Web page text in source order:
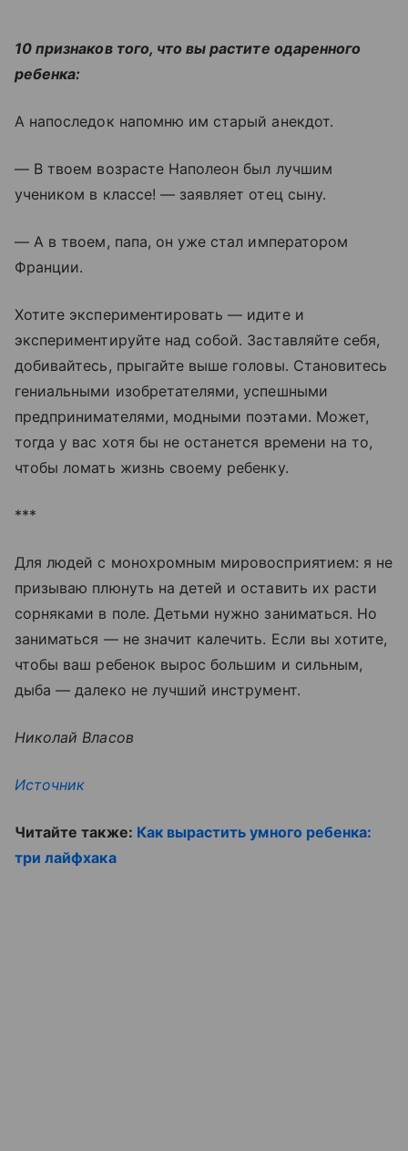
10 признаков того, что вы растите одаренного
ребенка:
А напоследок напомню им старый анекдот.
— В твоем возрасте Наполеон был лучшим
учеником в классе! — заявляет отец сыну.
— А в твоем, папа, он уже стал императором
Франции.
Хотите экспериментировать — идите и
экспериментируйте над собой. Заставляйте себя,
добивайтесь, прыгайте выше головы. Становитесь
гениальными изобретателями, успешными
предпринимателями, модными поэтами. Может,
тогда у вас хотя бы не останется времени на то,
чтобы ломать жизнь своему ребенку.
***
Для людей с монохромным мировосприятием: я не
призываю плюнуть на детей и оставить их расти
сорняками в поле. Детьми нужно заниматься. Но
заниматься — не значит калечить. Если вы хотите,
чтобы ваш ребенок вырос большим и сильным,
дыба — далеко не лучший инструмент.
Николай Власов
Источник
Читайте также: Как вырастить умного ребенка:
три лайфхака